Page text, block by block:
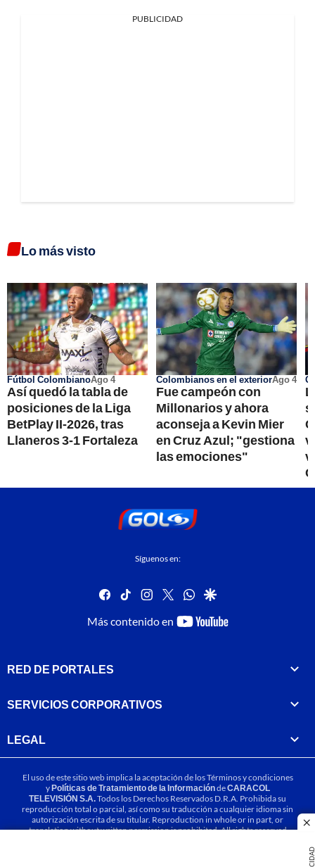
PUBLICIDAD
Lo más visto
Fútbol ColombianoAgo 4
Así quedó la tabla de
posiciones de la Liga
BetPlay II-2026, tras
Llaneros 3-1 Fortaleza
Colombianos en el exteriorAgo 4
Fue campeón con
Millonarios y ahora
aconseja a Kevin Mier
en Cruz Azul; "gestiona
las emociones"
Síguenos en:
facebook
tiktok instagram
twitterwhatsapp
google
Más contenido en
youtube-
RED DE PORTALES
SERVICIOS CORPORATIVOS
LEGAL
El uso de este sitio web implica la aceptación de losTérminos y condiciones
yPolíticas de Tratamiento de la InformacióndeCARACOL
TELEVISIÓN S.A.Todos los Derechos Reservados D.R.A. Prohibida su
reproducción total o parcial, así como su traducción a cualquier idioma sin
autorización escrita de su titular. Reproduction in whole or in part, or
translation without written permission is prohibited. All rights reserved